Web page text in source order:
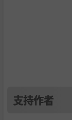
支持作者